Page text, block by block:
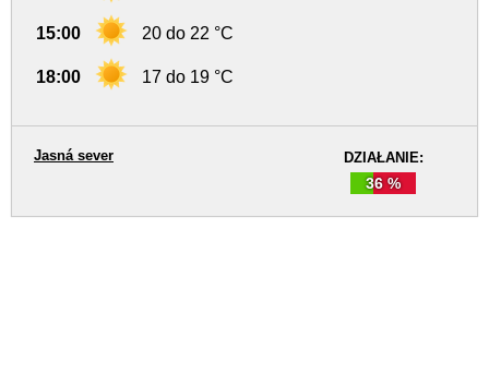
15:00 20 do 22 °C
18:00 17 do 19 °C
DZIAŁANIE:
36 %
Jasná sever